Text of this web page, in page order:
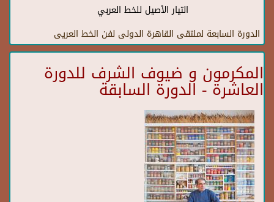
التيار الأصيل للخط العربي
الدورة السابعة لملتقى القاهرة الدولى لفن الخط العريى
المكرمون و ضيوف الشرف للدورة
العاشرة - الدورة السابقة